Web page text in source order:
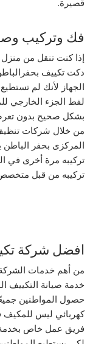
قصيرة.
فك وتركيب
إذا كنت تنقل من
دكت تكييف
الجهاز لأنك لم
لفط الجزء الخارجي
بشكل صحيح بدون
من خلال شركات
المركزى بحفر
تركيبه مرة أخرى في
تركيبه من قبل
افضل شركة
من أهم خدمات الشركة
خدمة صيانة التكييف
حصول المواطنين
كهربائي ليس للمكيف
فريق عمل خاص بخدمة